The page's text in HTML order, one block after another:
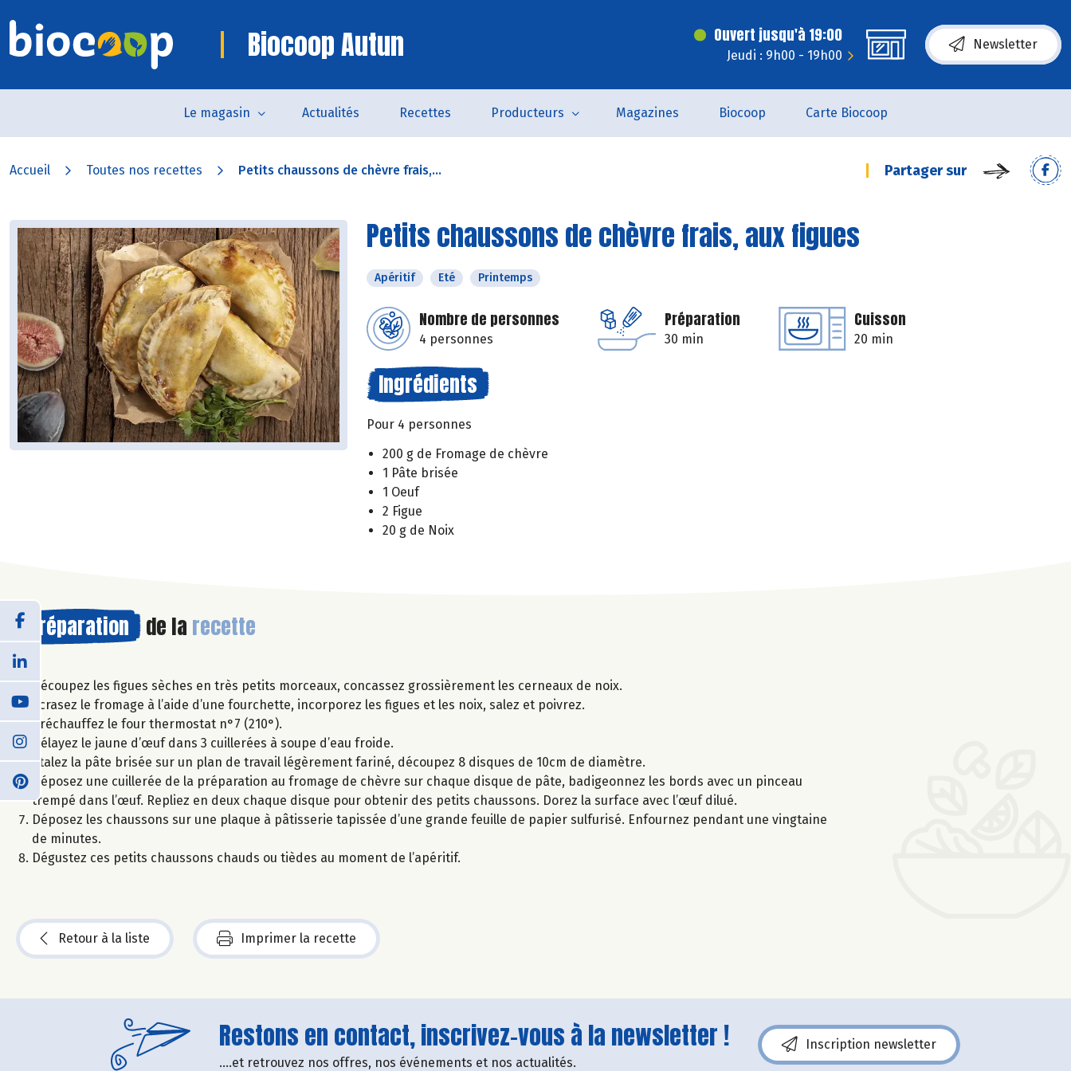
Biocoop Autun Ouvert jusqu'à 19:00
Jeudi : 9h00 - 19h00
Newsletter
Le magasin Actualités Recettes Producteurs Magazines Biocoop Carte Biocoop
Accueil Toutes nos recettes Petits chaussons de chèvre frais,... Partager sur
Petits chaussons de chèvre frais, aux figues
Apéritif Eté Printemps
Nombre de personnes
4 personnes
Préparation
30 min
Cuisson
20 min
Ingrédients
Pour 4 personnes
200 g de Fromage de chèvre
1 Pâte brisée
1 Oeuf
2 Figue
20 g de Noix
Préparation de la recette
Découpez les figues sèches en très petits morceaux, concassez grossièrement les cerneaux de noix.
Ecrasez le fromage à l’aide d’une fourchette, incorporez les figues et les noix, salez et poivrez.
Préchauffez le four thermostat n°7 (210°).
Délayez le jaune d’œuf dans 3 cuillerées à soupe d’eau froide.
Etalez la pâte brisée sur un plan de travail légèrement fariné, découpez 8 disques de 10cm de diamètre.
Déposez une cuillerée de la préparation au fromage de chèvre sur chaque disque de pâte, badigeonnez les bords avec un pinceau
trempé dans l’œuf. Repliez en deux chaque disque pour obtenir des petits chaussons. Dorez la surface avec l’œuf dilué.
Déposez les chaussons sur une plaque à pâtisserie tapissée d’une grande feuille de papier sulfurisé. Enfournez pendant une vingtaine
de minutes.
Dégustez ces petits chaussons chauds ou tièdes au moment de l’apéritif.
Retour à la liste Imprimer la recette
Restons en contact, inscrivez-vous à la newsletter !
....et retrouvez nos offres, nos événements et nos actualités.
Inscription newsletter